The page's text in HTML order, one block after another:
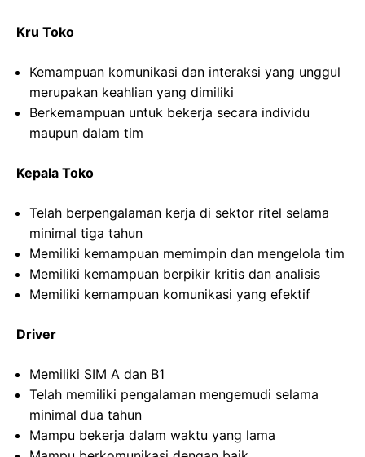
Kru Toko
Kemampuan komunikasi dan interaksi yang unggul
merupakan keahlian yang dimiliki
Berkemampuan untuk bekerja secara individu
maupun dalam tim
Kepala Toko
Telah berpengalaman kerja di sektor ritel selama
minimal tiga tahun
Memiliki kemampuan memimpin dan mengelola tim
Memiliki kemampuan berpikir kritis dan analisis
Memiliki kemampuan komunikasi yang efektif
Driver
Memiliki SIM A dan B1
Telah memiliki pengalaman mengemudi selama
minimal dua tahun
Mampu bekerja dalam waktu yang lama